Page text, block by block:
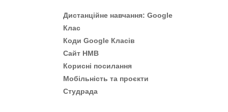
Дистанційне навчання: Google
Клас
Коди Google Класів
Сайт НМВ
Корисні посилання
Мобільність та проєкти
Студрада